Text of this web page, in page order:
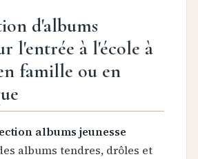
d'albums
l'entrée à l'école à
famille ou en
albums jeunesse
albums tendres, drôles et